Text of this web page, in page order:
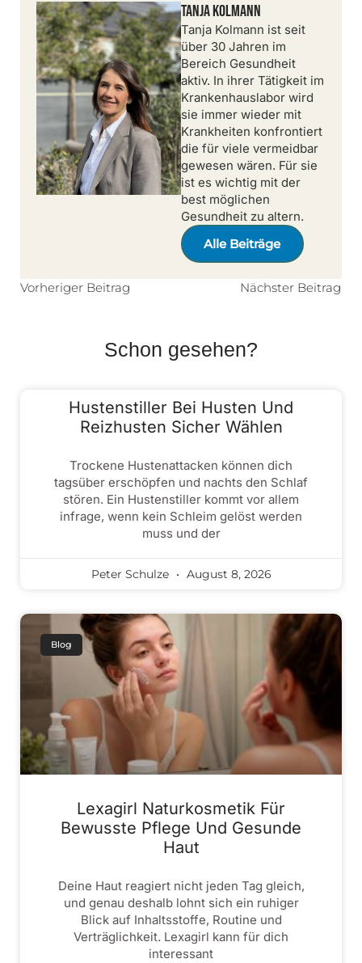
Tanja Kolmann
Tanja Kolmann ist seit
über 30 Jahren im
Bereich Gesundheit
aktiv. In ihrer Tätigkeit im
Krankenhauslabor wird
sie immer wieder mit
Krankheiten konfrontiert
die für viele vermeidbar
gewesen wären. Für sie
ist es wichtig mit der
best möglichen
Gesundheit zu altern.
Alle Beiträge
Vorheriger Beitrag Nächster Beitrag
Schon gesehen?
Hustenstiller Bei Husten Und
Reizhusten Sicher Wählen
Trockene Hustenattacken können dich
tagsüber erschöpfen und nachts den Schlaf
stören. Ein Hustenstiller kommt vor allem
infrage, wenn kein Schleim gelöst werden
muss und der
Peter Schulze August 8, 2026
Blog
Lexagirl Naturkosmetik Für
Bewusste Pflege Und Gesunde
Haut
Deine Haut reagiert nicht jeden Tag gleich,
und genau deshalb lohnt sich ein ruhiger
Blick auf Inhaltsstoffe, Routine und
Verträglichkeit. Lexagirl kann für dich
interessant